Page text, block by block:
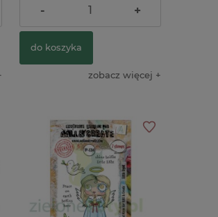
22,00 zł
- +
do koszyka
zobacz więcej